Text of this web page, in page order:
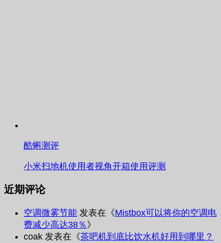
酷蝌测评
小米扫地机使用者视角开箱使用评测
近期评论
空调微雾节能 发表在《Mistbox可以将你的空调电
费减少高达38％ 》
coak 发表在《茶吧机到底比饮水机好用到哪里？